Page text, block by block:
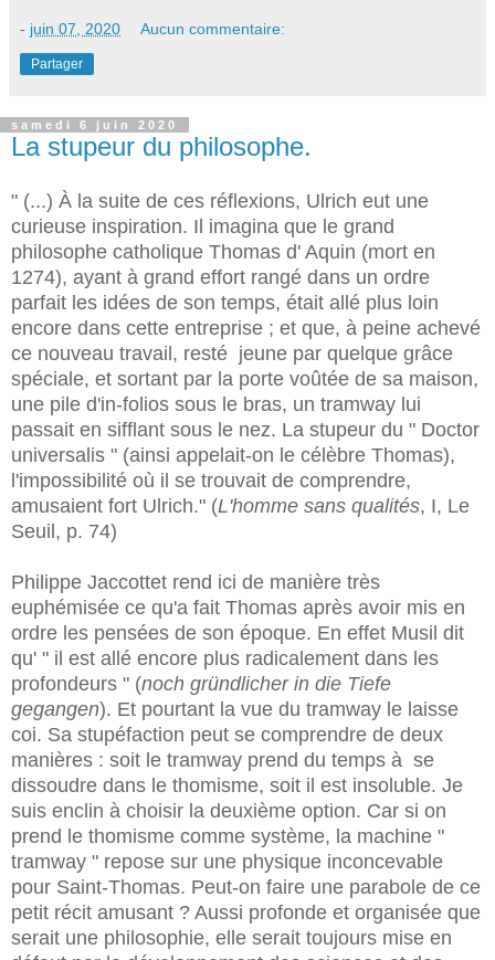
- juin 07, 2020 Aucun commentaire:
Partager
samedi 6 juin 2020
La stupeur du philosophe.
" (...) À la suite de ces réflexions, Ulrich eut une
curieuse inspiration. Il imagina que le grand
philosophe catholique Thomas d' Aquin (mort en
1274), ayant à grand effort rangé dans un ordre
parfait les idées de son temps, était allé plus loin
encore dans cette entreprise ; et que, à peine achevé
ce nouveau travail, resté jeune par quelque grâce
spéciale, et sortant par la porte voûtée de sa maison,
une pile d'in-folios sous le bras, un tramway lui
passait en sifflant sous le nez. La stupeur du " Doctor
universalis " (ainsi appelait-on le célèbre Thomas),
l'impossibilité où il se trouvait de comprendre,
amusaient fort Ulrich." (L'homme sans qualités, I, Le
Seuil, p. 74)
Philippe Jaccottet rend ici de manière très
euphémisée ce qu'a fait Thomas après avoir mis en
ordre les pensées de son époque. En effet Musil dit
qu' " il est allé encore plus radicalement dans les
profondeurs " (noch gründlicher in die Tiefe
gegangen). Et pourtant la vue du tramway le laisse
coi. Sa stupéfaction peut se comprendre de deux
manières : soit le tramway prend du temps à se
dissoudre dans le thomisme, soit il est insoluble. Je
suis enclin à choisir la deuxième option. Car si on
prend le thomisme comme système, la machine "
tramway " repose sur une physique inconcevable
pour Saint-Thomas. Peut-on faire une parabole de ce
petit récit amusant ? Aussi profonde et organisée que
serait une philosophie, elle serait toujours mise en